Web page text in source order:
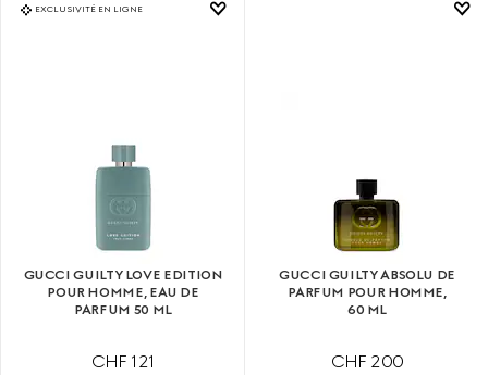
EXCLUSIVITÉ EN LIGNE
GUCCI GUILTY LOVE EDITION
POUR HOMME, EAU DE
PARFUM 50 ML
CHF 121
GUCCI GUILTY ABSOLU DE
PARFUM POUR HOMME,
60 ML
CHF 200